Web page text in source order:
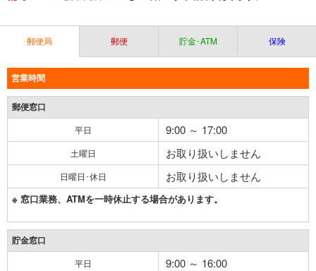
郵便局 郵便 貯金･ATM 保険
営業時間
郵便窓口
平日 9:00 ～ 17:00
土曜日 お取り扱いしません
日曜日･休日 お取り扱いしません
※ 窓口業務、ATMを一時休止する場合があります。
貯金窓口
平日 9:00 ～ 16:00